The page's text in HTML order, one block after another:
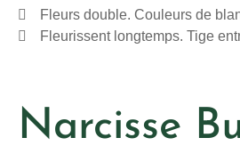
Fleurs double. Couleurs de
Fleurissent longtemps. Tige
Narcisse